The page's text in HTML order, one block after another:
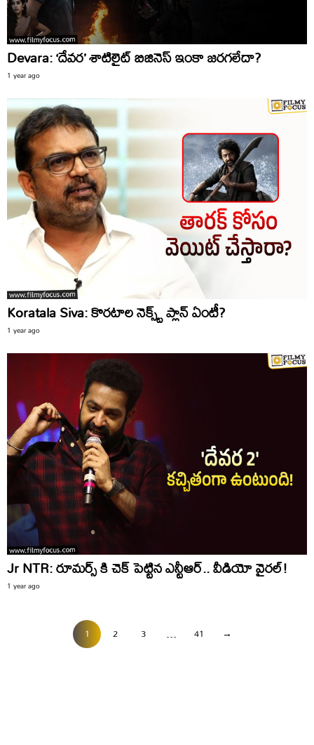
Devara: ‘దేవర’ శాటిలైట్ బిజినెస్ ఇంకా జరగలేదా?
1 year ago
Koratala Siva: కొరటాల నెక్స్ట్ ప్లాన్ ఏంటీ?
1 year ago
Jr NTR: రూమర్స్ కి చెక్ పెట్టిన ఎన్టీఆర్.. వీడియో వైరల్!
1 year ago
1 2 3 … 41 →